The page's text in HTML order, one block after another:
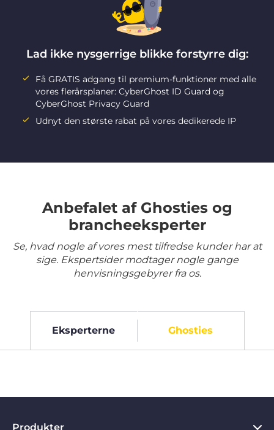
Lad ikke nysgerrige blikke forstyrre dig:
Få GRATIS adgang til premium-funktioner med alle
vores flerårsplaner: CyberGhost ID Guard og
CyberGhost Privacy Guard
Udnyt den største rabat på vores dedikerede IP
Anbefalet af Ghosties og
brancheeksperter
Se, hvad nogle af vores mest tilfredse kunder har at
sige. Ekspertsider modtager nogle gange
henvisningsgebyrer fra os.
Eksperterne Ghosties
Produkter